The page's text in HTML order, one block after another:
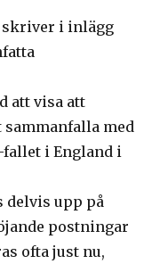
skriver i inlägg
att visa att
sammanfalla med
fallet i England i
delvis upp på
postningar
ofta just nu,